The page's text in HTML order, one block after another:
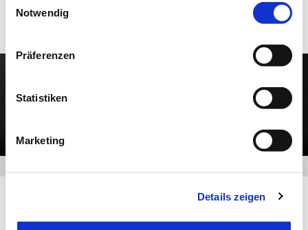
Notwendig
Präferenzen
Statistiken
Marketing
Details zeigen
#bearacer Club: Die Aprilia Community